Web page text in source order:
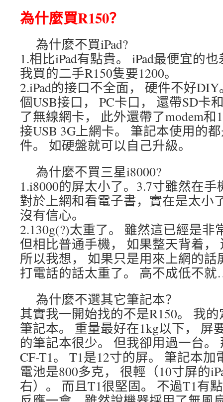
為什麼買R150？
為什麼不買iPad?
1.相比iPad有點貴。 iPad最便宜的
我買的二手R150隻要1200。
2.iPad的接口不全面， 硬件不好
個USB接口， PC卡口， 還帶SD卡
了無線網卡， 此外還帶了modem
接USB 3G上網卡。 筆記本使用的
件。 如硬盤就可以自己升級。
為什麼不買三星i8000?
1.i8000的屏太小了。3.7寸雖然在
對於上網和看電子書，實在是太小
沒有信心。
2.130g(?)太重了。 雖然這已經是
但相比普通手機， 如果整天背着，
所以我想， 如果只是用來上網的話
打電話的話太重了。 高不成低不
為什麼不選其它筆記本？
其實我一開始找的不是R150。 我
筆記本。 重量最好在1kg以下， 屏
的筆記本很少。 但我卻用過一台
CF-T1。 T1是12寸的屏。 筆記本
電池是800多克， 很輕（10寸屏的
右）。 而且T1很堅固。 不過T1有